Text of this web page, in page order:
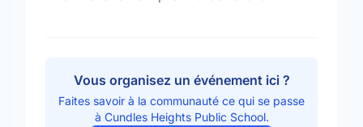
Vous organisez un événement ici ?
Faites savoir à la communauté ce qui se passe
à Cundles Heights Public School.